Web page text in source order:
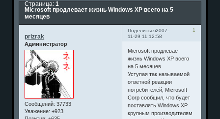
Microsoft продлевает жизнь Windows XP всего на 5
месяцев
Страница:1
Поделиться 1
2007-
11-29 11:12:58
prizrak
Администратор
Сообщений: 37733
Уважение: +923
Microsoft продлевает
жизнь Windows XP всего
на 5 месяцев
Уступая так называемой
ответной реакции
потребителей, Microsoft
Corp сообщил, что будет
поставлять Windows XP
крупным производителям